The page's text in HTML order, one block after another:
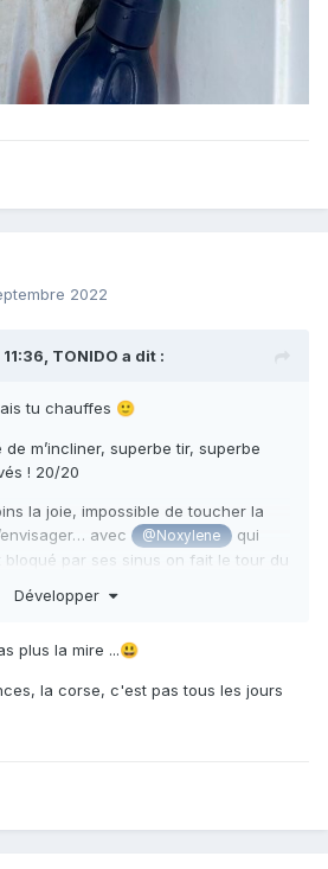
2022
TONIDO a dit :
tu chauffes 🙂
m’incliner, superbe tir, superbe
! 20/20
la joie, impossible de toucher la
avec
@Noxylene
qui
bloqué par ses sinus on fait le tour du
être basse)
mais celle ci me paraissent correcte
abusé par la visu corse je
de nous faire sourire. Et assure
Développer
plus la mire ...😃
la corse, c'est pas tous les jours